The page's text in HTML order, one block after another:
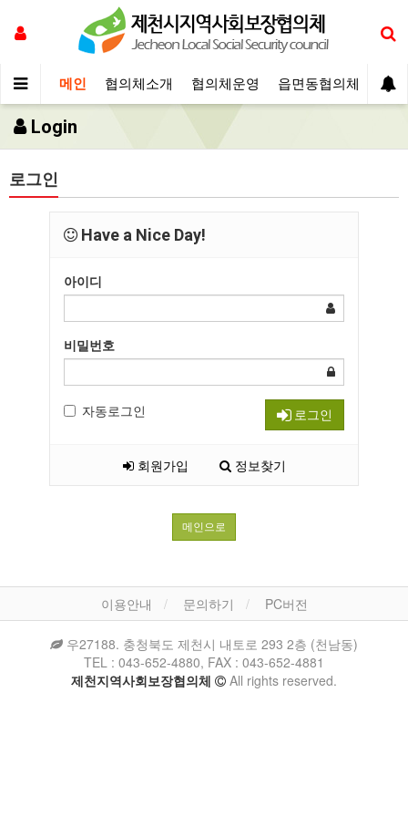
메인 협의체소개 협의체운영 읍면동협의체 보
Login
로그인
Have a Nice Day!
아이디
비밀번호
자동로그인 로그인
회원가입 정보찾기
메인으로
이용안내 문의하기 PC버전
우27188. 충청북도 제천시 내토로 293 2층 (천남동)
TEL : 043-652-4880, FAX : 043-652-4881
제천지역사회보장협의체
All rights reserved.